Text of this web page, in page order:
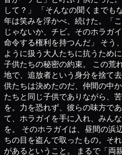
して？」 「そんなの聞くまでも
年は笑みを浮かべ、続けた。「
じゃないか、チビ。そのホラガ
命令する権利を持つんだ」 そう
ように扱う大人たちに抗うため
子供たちの秘密の約束。 この荒
地で、追放者という身分を捨て
供たちは決めたのだ、仲間の中
たちと同じ子供でありながら、
を。力を恐れず、彼らの味方で
て、ホラガイを手に入れ、みん
を。 そのホラガイは、昼間の浜
ちの目を盗んで取ったもの。そ
があるということ。 まるで「両